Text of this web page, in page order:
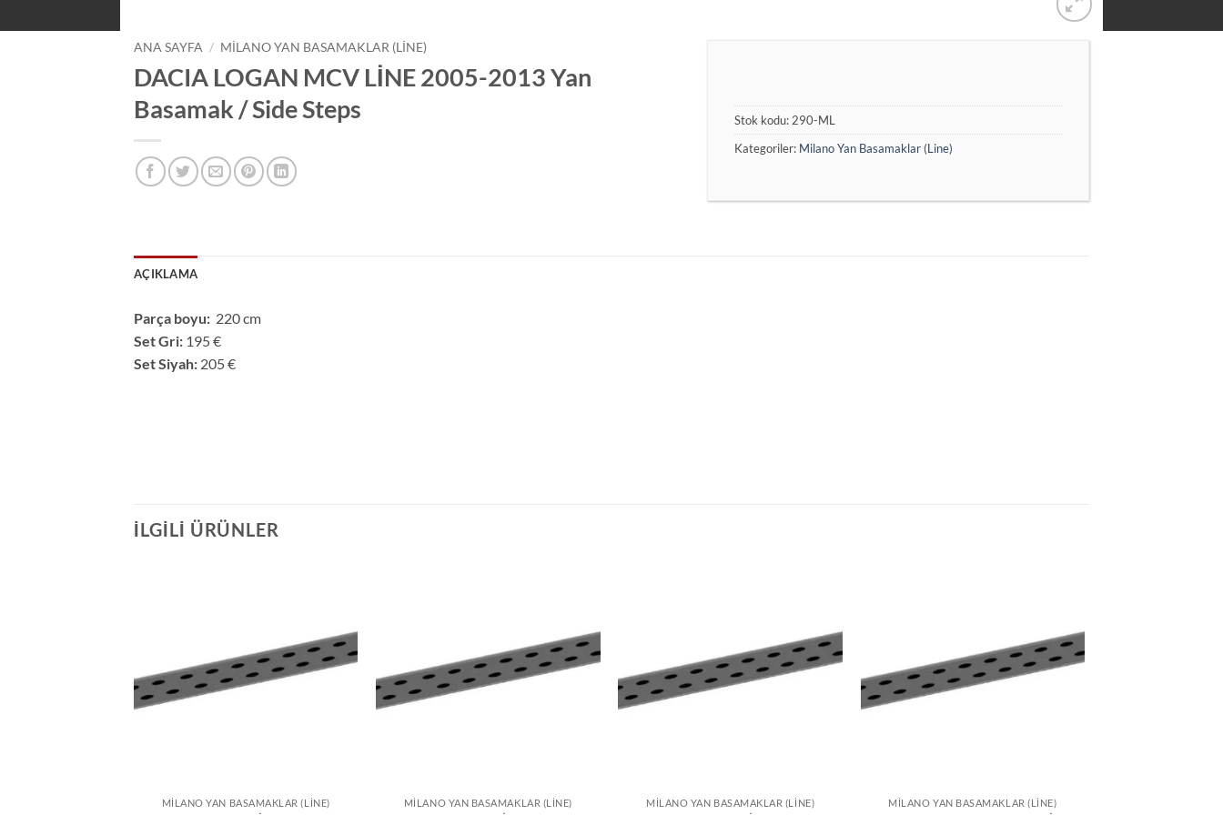
ANA SAYFA / MILANO YAN BASAMAKLAR (LINE)
DACIA LOGAN MCV LİNE 2005-2013 Yan
Basamak / Side Steps
Stok kodu:290-ML
Kategoriler: Milano Yan Basamaklar (Line)
AÇIKLAMA
Parça boyu: 220 cm
Set Gri: 195 €
Set Siyah: 205 €
İLGILI ÜRÜNLER
MILANO YAN BASAMAKLAR (LINE) MILANO YAN BASAMAKLAR (LINE) MILANO YAN BASAMAKLAR (LINE) MILANO YAN BASAMAKLAR (LINE)